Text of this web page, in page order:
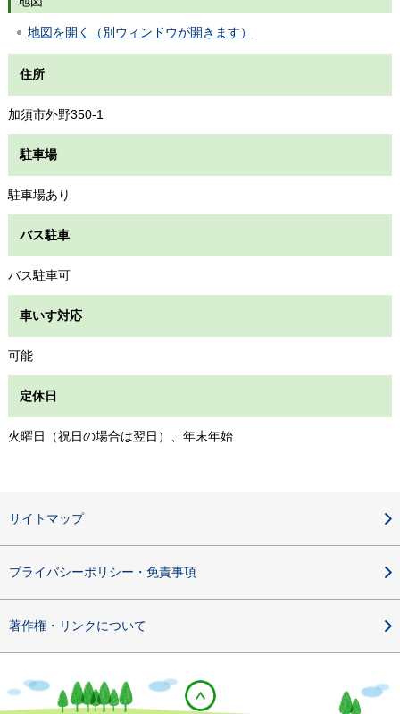
地図を開く（別ウィンドウが開きます）
住所
加須市外野350-1
駐車場
駐車場あり
バス駐車
バス駐車可
車いす対応
可能
定休日
火曜日（祝日の場合は翌日）、年末年始
サイトマップ
プライバシーポリシー・免責事項
著作権・リンクについて